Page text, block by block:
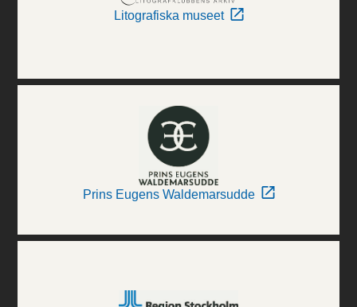
Litografiska museet
Prins Eugens Waldemarsudde